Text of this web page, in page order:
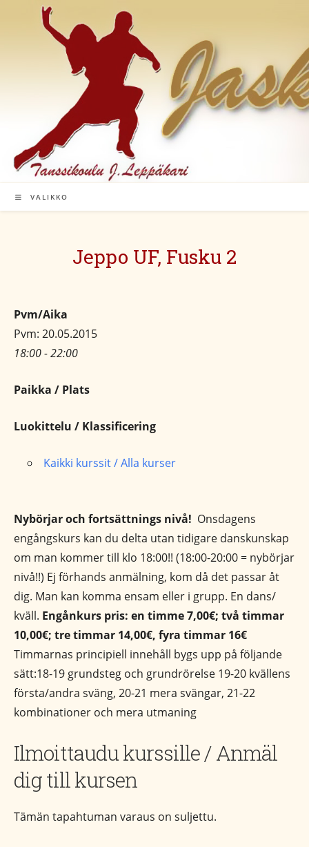
VALIKKO
Jeppo UF, Fusku 2
Pvm/Aika
Pvm: 20.05.2015
18:00 - 22:00
Paikka / Plats
Luokittelu / Klassificering
Kaikki kurssit / Alla kurser
Nybörjar och fortsättnings nivå! Onsdagens
engångskurs kan du delta utan tidigare danskunskap
om man kommer till klo 18:00!! (18:00-20:00 = nybörjar
nivå!!) Ej förhands anmälning, kom då det passar åt
dig. Man kan komma ensam eller i grupp. En dans/
kväll. Engånkurs pris: en timme 7,00€; två timmar
10,00€; tre timmar 14,00€, fyra timmar 16€
Timmarnas principiell innehåll bygs upp på följande
sätt:18-19 grundsteg och grundrörelse 19-20 kvällens
första/andra sväng, 20-21 mera svängar, 21-22
kombinationer och mera utmaning
Ilmoittaudu kurssille / Anmäl
dig till kursen
Tämän tapahtuman varaus on suljettu.